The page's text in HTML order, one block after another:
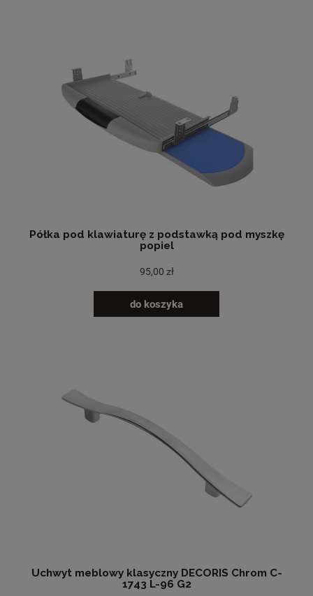
Półka pod klawiaturę z podstawką pod myszkę
popiel
95,00 zł
do koszyka
Uchwyt meblowy klasyczny DECORIS Chrom C-
1743 L-96 G2